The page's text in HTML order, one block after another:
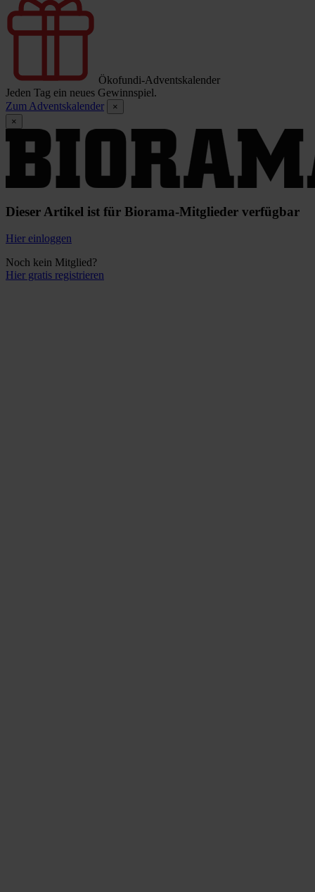
Ökofundi-Adventskalender
Jeden Tag ein neues Gewinnspiel.
Zum Adventskalender
×
×
Dieser Artikel ist für Biorama-Mitglieder verfügbar
Hier einloggen
Noch kein Mitglied?
Hier gratis registrieren